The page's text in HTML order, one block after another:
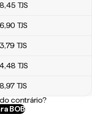
,45 TJS
,90 TJS
,79 TJS
,48 TJS
,97 TJS
contrário?
BOB